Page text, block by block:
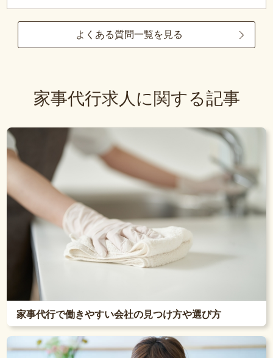
よくある質問一覧を見る
家事代行求人に関する記事
家事代行で働きやすい会社の見つけ方や選び方